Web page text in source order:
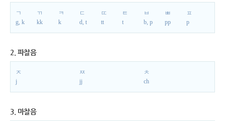
ㄱ
g, k
ㄲ
kk
ㅋ
k
ㄷ
d, t
ㄸ
tt
ㅌ
t
ㅂ
b, p
ㅃ
pp
ㅍ
p
2. 파찰음
ㅈ
j
ㅉ
jj
ㅊ
ch
3. 마찰음